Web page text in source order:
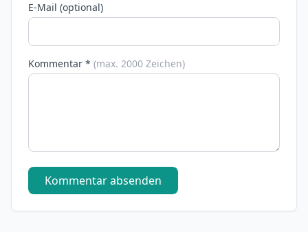
E-Mail (optional)
Kommentar * (max. 2000 Zeichen)
Kommentar absenden